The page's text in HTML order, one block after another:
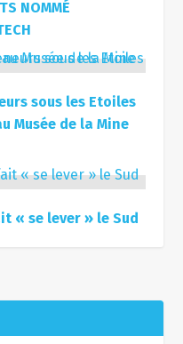
NOMMÉ
sous les Etoiles
Musée de la Mine
« se lever » le Sud